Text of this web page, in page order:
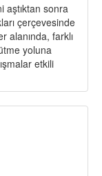
aştıktan sonra
çerçevesinde
alanında, farklı
yoluna
etkili